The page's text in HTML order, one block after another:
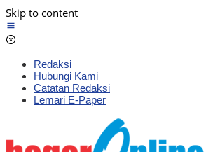
Skip to content
Redaksi
Hubungi Kami
Catatan Redaksi
Lemari E-Paper